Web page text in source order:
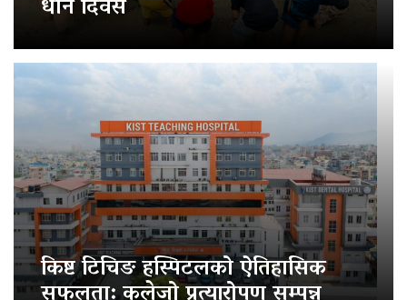
धान दिवस
किष्ट टिचिङ हस्पिटलको ऐतिहासिक